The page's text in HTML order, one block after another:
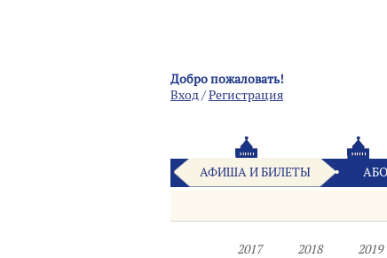
Добро пожаловать!
Вход/Pегистрация
АФИША И БИЛЕТЫ
2017 2018 2019